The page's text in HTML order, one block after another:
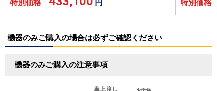
特別価格
円
特別価
機器のみご購入の場合は必ずご確認ください
機器のみご購入の注意事項